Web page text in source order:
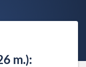
m.):